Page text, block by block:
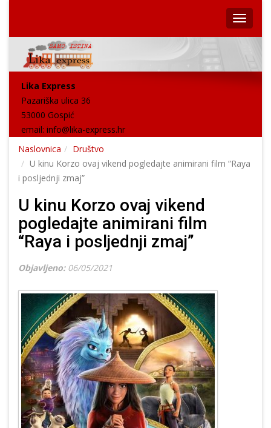
Lika Express
Pazariška ulica 36
53000 Gospić
email: info@lika-express.hr
Naslovnica
Društvo
U kinu Korzo ovaj vikend pogledajte animirani film “Raya
i posljednji zmaj”
U kinu Korzo ovaj vikend
pogledajte animirani film
“Raya i posljednji zmaj”
Objavljeno: 06/05/2021